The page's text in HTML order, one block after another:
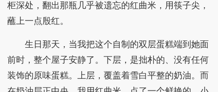
柜深处，翻出那瓶几乎被遗忘的红曲米，用筷子尖，
蘸上一点殷红。
生日那天，当我把这个自制的双层蛋糕端到她面
前时，整个屋子安静了。下层，是拙朴的、没有任何
装饰的原味蛋糕。上层，覆盖着雪白平整的奶油。而